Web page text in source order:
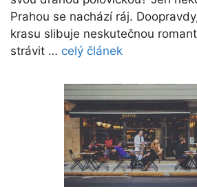
Prahou se nachází ráj.
krasu slibuje neskutečnou
strávit … celý článek